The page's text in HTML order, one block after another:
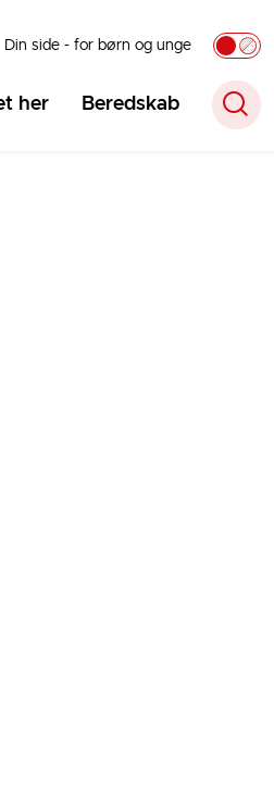
Din side - for børn og unge
her Beredskab